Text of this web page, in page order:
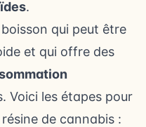
.
qui peut être
et qui offre des
Voici les étapes pour
de cannabis :